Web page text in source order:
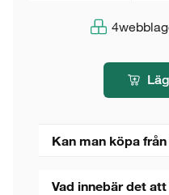
4
Kan man köpa
Vad innebär det